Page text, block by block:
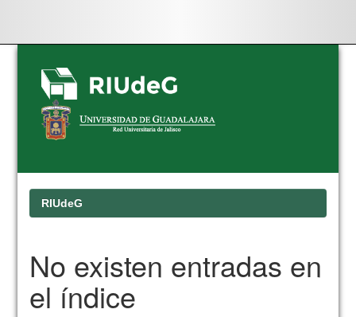
Skip
navigation
RIUdeG
No existen entradas en
el índice